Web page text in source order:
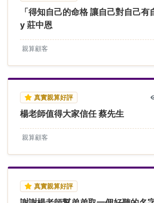
「得知自己的命格 讓自己對自己有
y 莊中恩
親算顧客
真實親算好評
楊老師值得大家信任 蔡先生
親算顧客
真實親算好評